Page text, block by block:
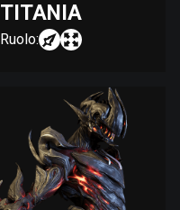
TITANIA
Ruolo: